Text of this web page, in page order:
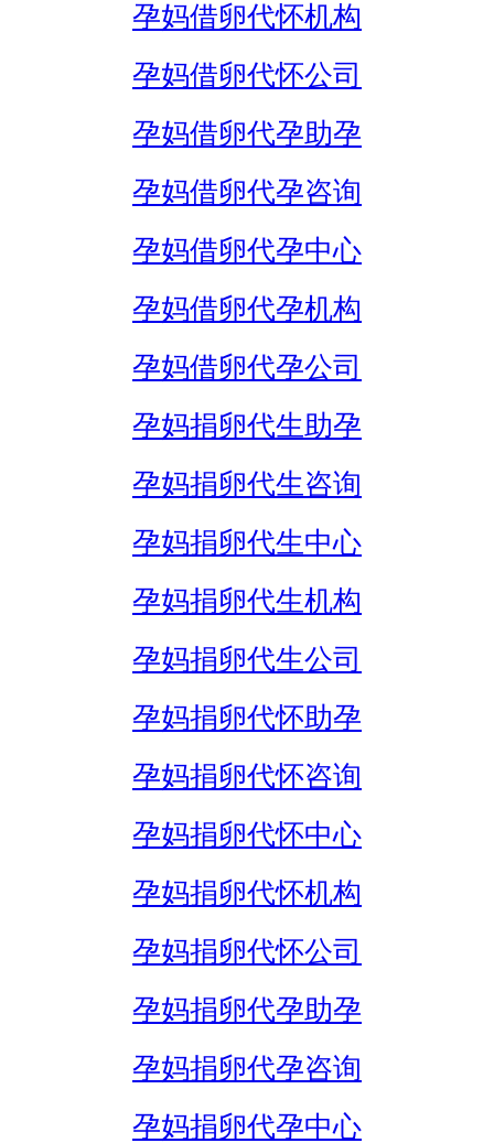
孕妈借卵代怀机构
孕妈借卵代怀公司
孕妈借卵代孕助孕
孕妈借卵代孕咨询
孕妈借卵代孕中心
孕妈借卵代孕机构
孕妈借卵代孕公司
孕妈捐卵代生助孕
孕妈捐卵代生咨询
孕妈捐卵代生中心
孕妈捐卵代生机构
孕妈捐卵代生公司
孕妈捐卵代怀助孕
孕妈捐卵代怀咨询
孕妈捐卵代怀中心
孕妈捐卵代怀机构
孕妈捐卵代怀公司
孕妈捐卵代孕助孕
孕妈捐卵代孕咨询
孕妈捐卵代孕中心